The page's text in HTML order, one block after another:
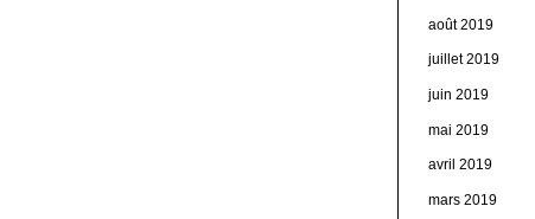
août 2019
juillet 2019
juin 2019
mai 2019
avril 2019
mars 2019